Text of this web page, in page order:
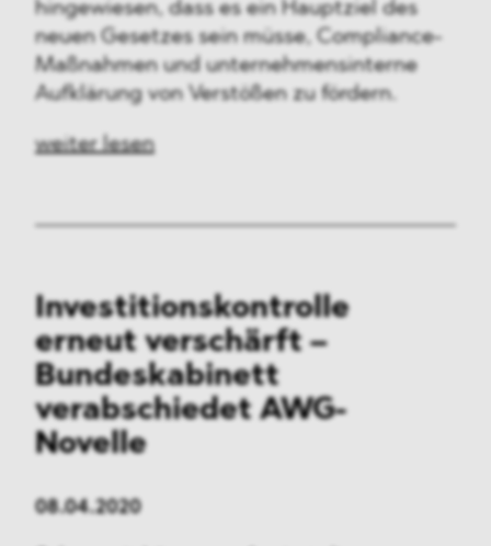
hingewiesen, dass es ein Hauptziel des
neuen Gesetzes sein müsse, Compliance-
Maßnahmen und unternehmensinterne
Aufklärung von Verstößen zu fördern.
weiter lesen
Investitionskontrolle
erneut verschärft –
Bundeskabinett
verabschiedet AWG-
Novelle
08.04.2020